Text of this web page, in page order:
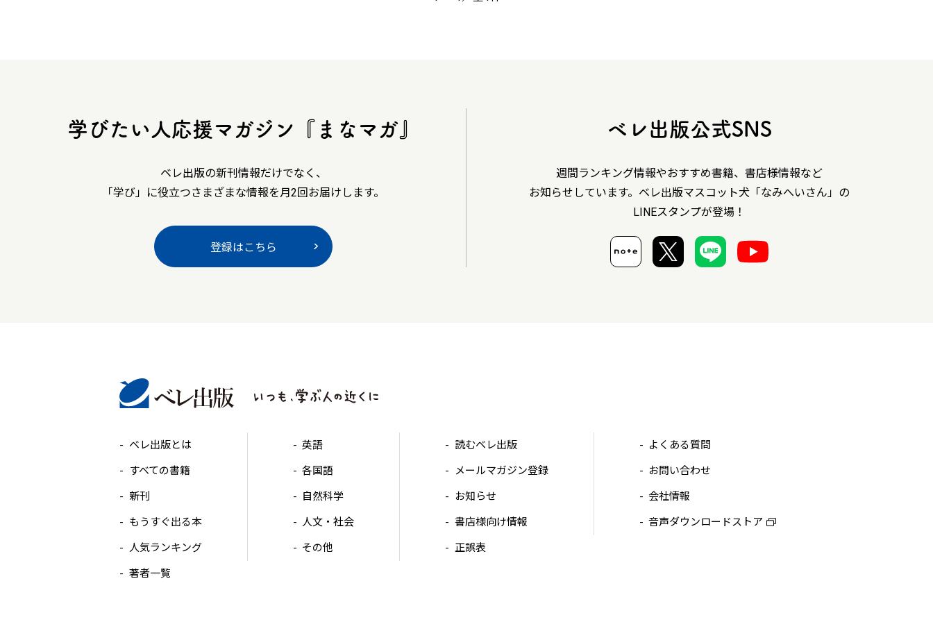
学びたい人応援マガジン『まなマガ』
ベレ出版の新刊情報だけでなく、
「学び」に役立つさまざまな情報を月2回お届けします。
登録はこちら
ベレ出版公式SNS
週間ランキング情報やおすすめ書籍、書店様情報など
お知らせしています。ベレ出版マスコット犬「なみへいさん」の
LINEスタンプが登場！
ベレ出版とは
すべての書籍
新刊
もうすぐ出る本
人気ランキング
著者一覧
英語
各国語
自然科学
人文・社会
その他
読むベレ出版
メールマガジン登録
お知らせ
書店様向け情報
正誤表
よくある質問
お問い合わせ
会社情報
音声ダウンロードストア